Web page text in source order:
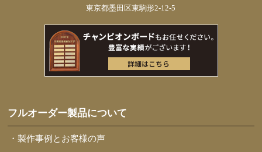
東京都墨田区東駒形2-12-5
フルオーダー製品について
・製作事例とお客様の声